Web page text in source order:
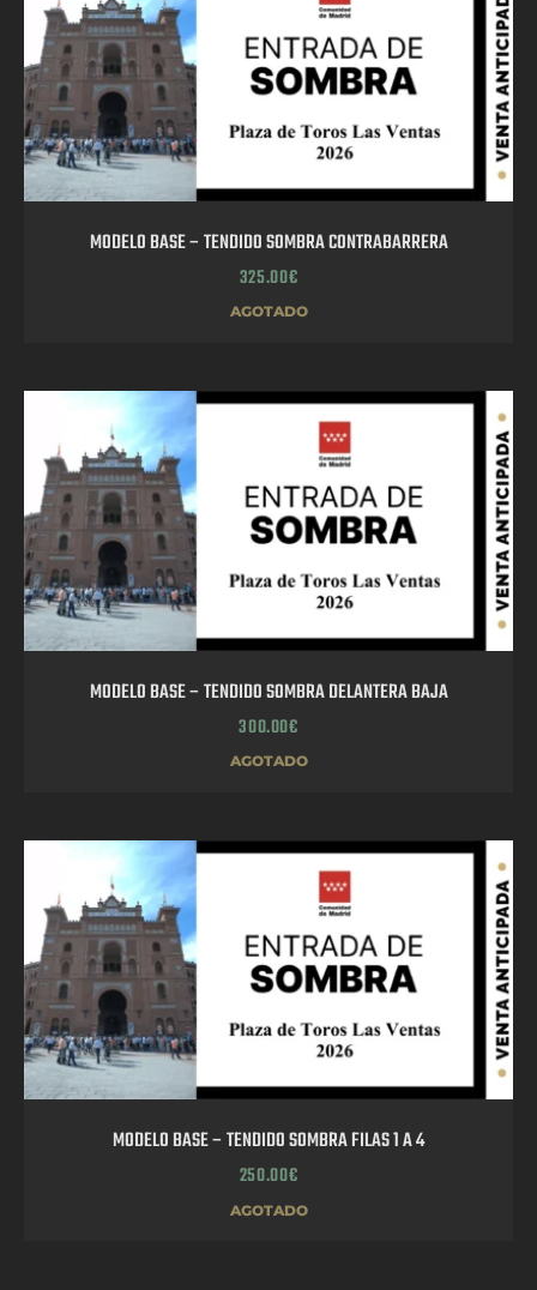
MODELO BASE – TENDIDO SOMBRA CONTRABARRERA
325.00€
AGOTADO
MODELO BASE – TENDIDO SOMBRA DELANTERA BAJA
300.00€
AGOTADO
MODELO BASE – TENDIDO SOMBRA FILAS 1 A 4
250.00€
AGOTADO